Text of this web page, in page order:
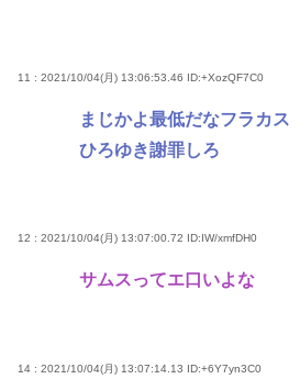
11 : 2021/10/04(月) 13:06:53.46 ID:+XozQF7C0
まじかよ最低だなフラカス
ひろゆき謝罪しろ
12 : 2021/10/04(月) 13:07:00.72 ID:IW/xmfDH0
サムスってエ口いよな
14 : 2021/10/04(月) 13:07:14.13 ID:+6Y7yn3C0